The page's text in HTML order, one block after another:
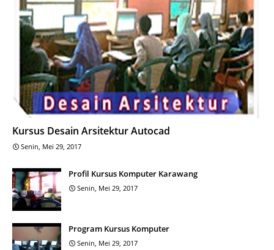
Kursus Desain Arsitektur Autocad
Senin, Mei 29, 2017
Profil Kursus Komputer Karawang
Senin, Mei 29, 2017
Program Kursus Komputer
Senin, Mei 29, 2017